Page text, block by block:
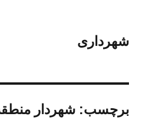
شهرداری
برچسب:شهردار